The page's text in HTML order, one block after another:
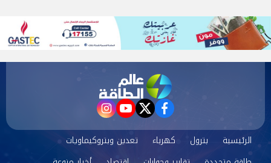
facebook
twitter
youtube
instagram
الرئيسية بترول كهرباء
تعدين وبتروكيماويات